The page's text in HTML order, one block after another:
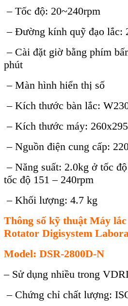
– Tốc độ: 20~240rpm
– Đường kính quỹ đạo lắc:
– Cài đặt giờ bằng phím
phút
– Màn hình hiển thị số
– Kích thước bàn lắc:
– Kích thước máy:
– Nguồn điện cung cấp:
– Năng suất: 2.0kg ở tốc
tốc độ 151 – 240rpm
– Khối lượng: 4.7 kg
Thông số kỹ thuật Máy lắc
Rotator Digisystem
Model: DSR-2800D-N
– Sử dụng nhiều trong
– Chứng chỉ chất lượng: